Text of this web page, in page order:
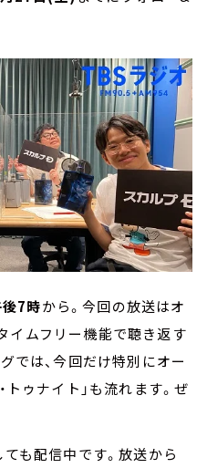
7時から。今回の放送はオ
イムフリー機能で聴き返す
では、今回だけ特別にオー
トゥナイト」も流れます。ぜ
も配信中です。放送から